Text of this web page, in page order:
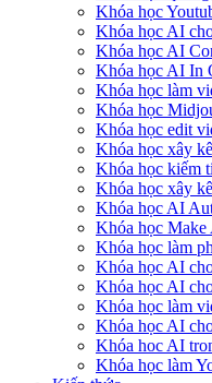
Khóa học
Khóa học AI
Khóa học AI
Khóa học AI In
Khóa học làm
Khóa học
Khóa học edit
Khóa học xây
Khóa học kiếm
Khóa học xây
Khóa học AI
Khóa học Make
Khóa học làm
Khóa học AI
Khóa học AI
Khóa học làm
Khóa học AI
Khóa hoc AI
Khóa học làm